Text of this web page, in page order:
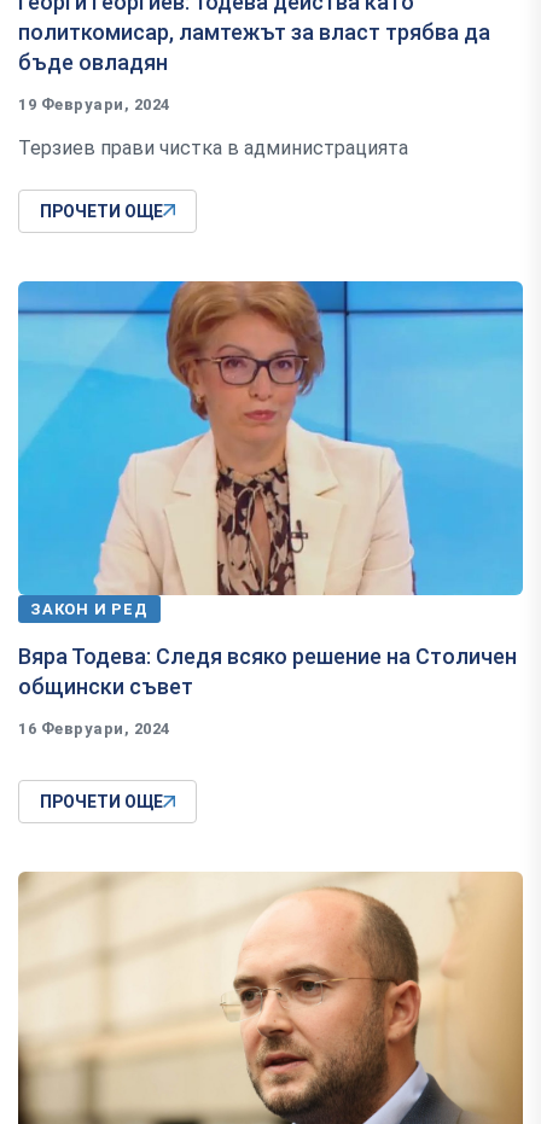
политкомисар, ламтежът за власт трябва да
бъде овладян
19 Февруари, 2024
Терзиев прави чистка в администрацията
ПРОЧЕТИ ОЩЕ
ЗАКОН И РЕД
Вяра Тодева: Следя всяко решение на Столичен
общински съвет
16 Февруари, 2024
ПРОЧЕТИ ОЩЕ